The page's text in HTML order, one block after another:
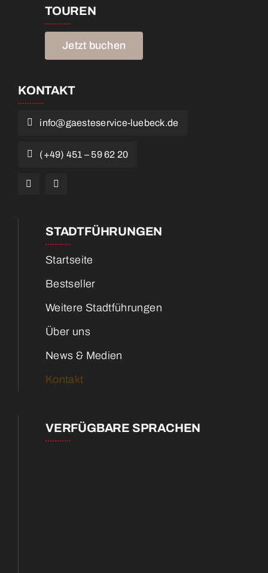
TOUREN
Jetzt buchen
KONTAKT
info@gaesteservice-luebeck.de
(+49) 451 – 59 62 20
STADTFÜHRUNGEN
Startseite
Bestseller
Weitere Stadtführungen
Über uns
News & Medien
Kontakt
VERFÜGBARE SPRACHEN